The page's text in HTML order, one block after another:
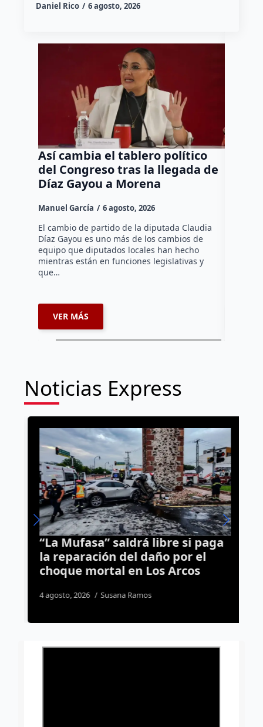
Daniel Rico 6 agosto, 2026
Así cambia el tablero político
del Congreso tras la llegada de
Díaz Gayou a Morena
Manuel García 6 agosto, 2026
El cambio de partido de la diputada Claudia
Díaz Gayou es uno más de los cambios de
equipo que diputados locales han hecho
mientras están en funciones legislativas y
que…
VER MÁS
Noticias Express
“La Mufasa” saldrá libre si paga
la reparación del daño por el
choque mortal en Los Arcos
4 agosto, 2026 Susana Ramos